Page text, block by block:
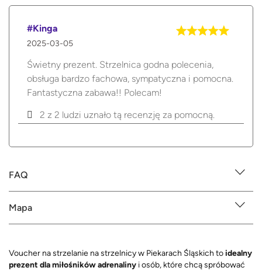
#Kinga
2025-03-05
Świetny prezent. Strzelnica godna polecenia,
obsługa bardzo fachowa, sympatyczna i pomocna.
Fantastyczna zabawa!! Polecam!
2 z 2 ludzi uznało tą recenzję za pomocną.
FAQ
Mapa
Voucher na strzelanie na strzelnicy w Piekarach Śląskich toidealny
prezent dla miłośników adrenaliny i osób, które chcą spróbować